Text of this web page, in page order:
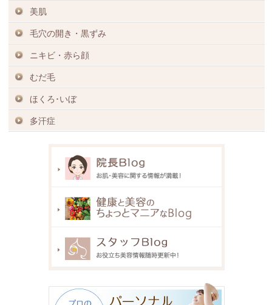
美肌
毛穴の開き・黒ずみ
ニキビ・赤ら顔
むだ毛
ほくろ･いぼ
多汗症